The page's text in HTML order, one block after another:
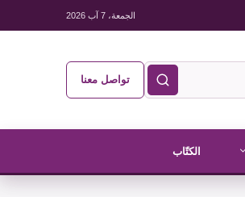
الجمعة، 7 آب 2026
تواصل معنا
الكتّاب